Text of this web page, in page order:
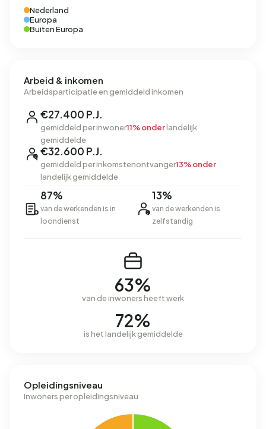
Nederland
Europa
Buiten Europa
Arbeid & inkomen
Arbeidsparticipatie en gemiddeld inkomen
€27.400 P.J.
gemiddeld per inwoner11% onderlandelijk
gemiddelde
€32.600 P.J.
gemiddeld per inkomstenontvanger13% onder
landelijk gemiddelde
87%
van de werkenden is in
loondienst
13%
van de werkenden is
zelfstandig
63%
van de inwoners heeft werk
72%
is het landelijk gemiddelde
Opleidingsniveau
Inwoners per opleidingsniveau